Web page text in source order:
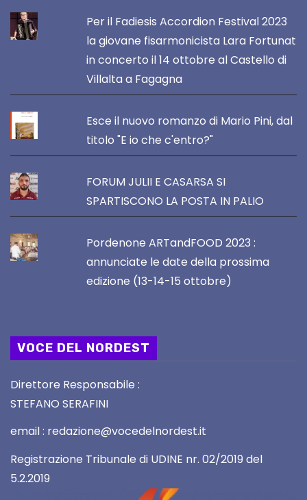
Per il Fadiesis Accordion Festival 2023
la giovane fisarmonicista Lara Fortunat
in concerto il 14 ottobre al Castello di
Villalta a Fagagna
Esce il nuovo romanzo di Mario Pini, dal
titolo "E io che c'entro?"
FORUM JULII E CASARSA SI
SPARTISCONO LA POSTA IN PALIO
Pordenone ARTandFOOD 2023 :
annunciate le date della prossima
edizione (13-14-15 ottobre)
VOCE DEL NORDEST
Direttore Responsabile :
STEFANO SERAFINI
email : redazione@vocedelnordest.it
Registrazione Tribunale di UDINE nr. 02/2019 del
5.2.2019